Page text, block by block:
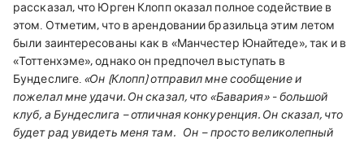
рассказал, что Юрген Клопп оказал полное содействие в
этом. Отметим, что в арендовании бразильца этим летом
были заинтересованы как в «Манчестер Юнайтеде», так и в
«Тоттенхэме», однако он предпочел выступать в
Бундеслиге. «Он (Клопп) отправил мне сообщение и
пожелал мне удачи. Он сказал, что «Бавария» - большой
клуб, а Бундеслига – отличная конкуренция. Он сказал, что
будет рад увидеть меня там. Он – просто великолепный